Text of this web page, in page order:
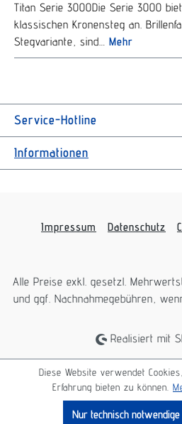
Titan Serie 3000Die Serie 3000
klassischen Kronensteg an.
Stegvariante, sind… Mehr
Service-Hotline
Informationen
Impressum Datenschutz
Alle Preise exkl. gesetzl.
und ggf. Nachnahmegebühren,
Realisiert mit
Diese Website verwendet
Erfahrung bieten zu können.
Nur technisch notwendige